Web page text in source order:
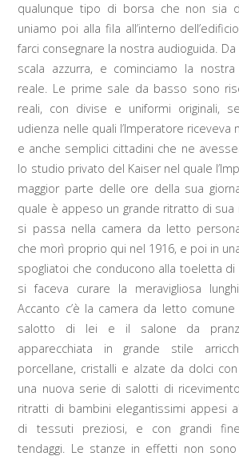
qualunque tipo di borsa che non sia
uniamo poi alla fila all’interno
farci consegnare la nostra audioguida.
scala azzurra, e cominciamo la
reale. Le prime sale da basso sono
reali, con divise e uniformi originali,
udienza nelle quali l’Imperatore riceveva
e anche semplici cittadini che ne
lo studio privato del Kaiser nel quale
maggior parte delle ore della sua
quale è appeso un grande ritratto di sua
si passa nella camera da letto
che morì proprio qui nel 1916, e poi in
spogliatoi che conducono alla toeletta di
si faceva curare la meravigliosa
Accanto c’è la camera da letto
salotto di lei e il salone da
apparecchiata in grande stile
porcellane, cristalli e alzate da dolci
una nuova serie di salotti di
ritratti di bambini elegantissimi appesi
di tessuti preziosi, e con grandi
tendaggi. Le stanze in effetti non